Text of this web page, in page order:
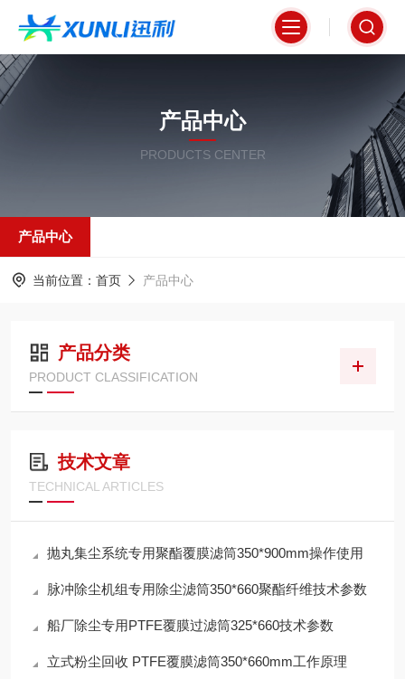
产品中心
PRODUCTS CENTER
产品中心
当前位置： 首页 产品中心
产品分类
PRODUCT CLASSIFICATION
技术文章
TECHNICAL ARTICLES
抛丸集尘系统专用聚酯覆膜滤筒350*900mm操作使用
脉冲除尘机组专用除尘滤筒350*660聚酯纤维技术参数
船厂除尘专用PTFE覆膜过滤筒325*660技术参数
立式粉尘回收 PTFE覆膜滤筒350*660mm工作原理